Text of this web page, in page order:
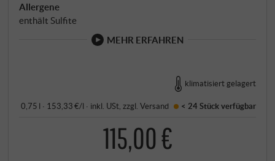
Allergene
enthält Sulfite
MEHR ERFAHREN
klimatisiert gelagert
0,75 l · 153,33 €/l · inkl. USt , zzgl.Versand < 24 Stückverfügbar
115,00 €